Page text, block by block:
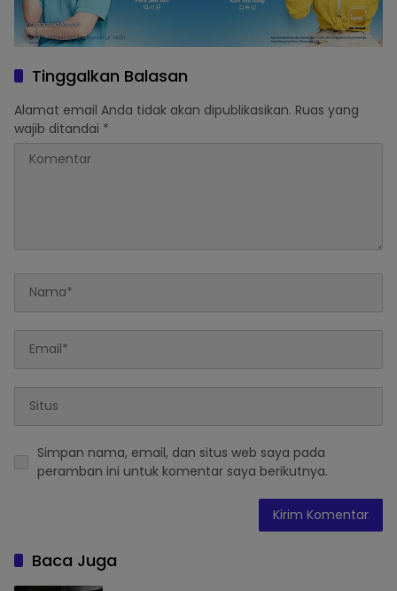
Tinggalkan Balasan
Alamat email Anda tidak akan dipublikasikan. Ruas yang
wajib ditandai *
Simpan nama, email, dan situs web saya pada
peramban ini untuk komentar saya berikutnya.
Baca Juga